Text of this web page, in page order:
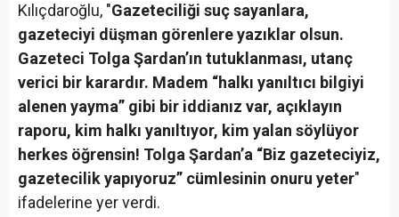
Kılıçdaroğlu, "Gazeteciliği suç sayanlara,
gazeteciyi düşman görenlere yazıklar olsun.
Gazeteci Tolga Şardan’ın tutuklanması, utanç
verici bir karardır. Madem “halkı yanıltıcı bilgiyi
alenen yayma” gibi bir iddianız var, açıklayın
raporu, kim halkı yanıltıyor, kim yalan söylüyor
herkes öğrensin! Tolga Şardan’a “Biz gazeteciyiz,
gazetecilik yapıyoruz” cümlesinin onuru yeter"
ifadelerine yer verdi.